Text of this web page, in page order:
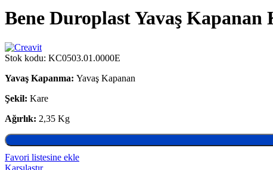
Bene Duroplast Yavaş Kapanan
Stok kodu: KC0503.01.0000E
Yavaş Kapanma: Yavaş Kapanan
Şekil: Kare
Ağırlık: 2,35 Kg
Favori listesine ekle
Karşılaştır